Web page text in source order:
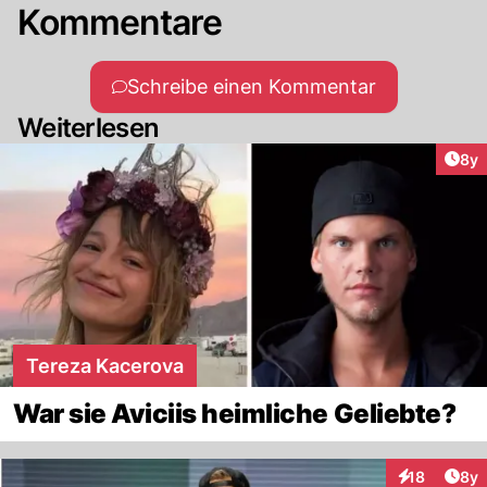
Kommentare
Schreibe einen Kommentar
Weiterlesen
8y
Tereza Kacerova
War sie Aviciis heimliche Geliebte?
18 8y